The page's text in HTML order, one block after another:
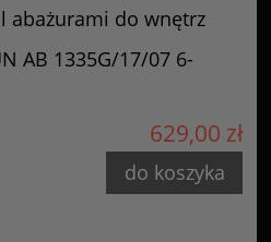
abażurami do wnętrz
AB 1335G/17/07 6-
629,00 zł
do koszyka